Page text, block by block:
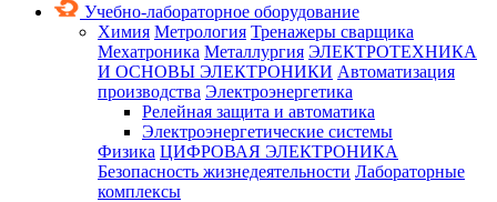
Учебно-лабораторное оборудование
Химия Метрология Тренажеры сварщика
Мехатроника Металлургия ЭЛЕКТРОТЕХНИКА
И ОСНОВЫ ЭЛЕКТРОНИКИ Автоматизация
производства Электроэнергетика
Релейная защита и автоматика
Электроэнергетические системы
Физика ЦИФРОВАЯ ЭЛЕКТРОНИКА
Безопасность жизнедеятельности Лабораторные
комплексы